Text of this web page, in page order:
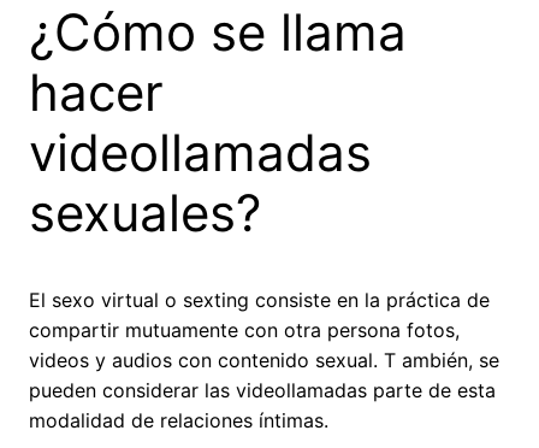
¿Cómo se llama
hacer
videollamadas
sexuales?
El sexo virtual o sexting consiste en la práctica de
compartir mutuamente con otra persona fotos,
videos y audios con contenido sexual. T ambién, se
pueden considerar las videollamadas parte de esta
modalidad de relaciones íntimas.